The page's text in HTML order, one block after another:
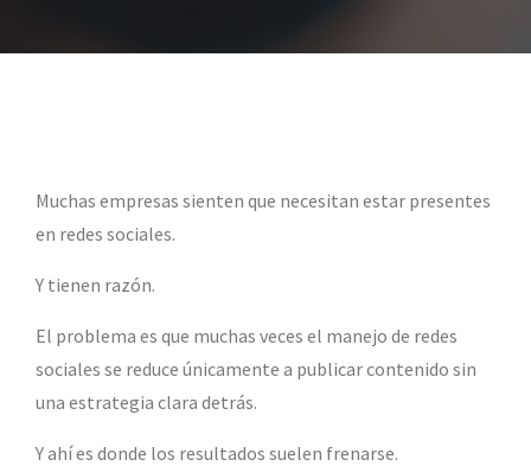
Muchas empresas sienten que necesitan estar presentes
en redes sociales.
Y tienen razón.
El problema es que muchas veces el manejo de redes
sociales se reduce únicamente a publicar contenido sin
una estrategia clara detrás.
Y ahí es donde los resultados suelen frenarse.